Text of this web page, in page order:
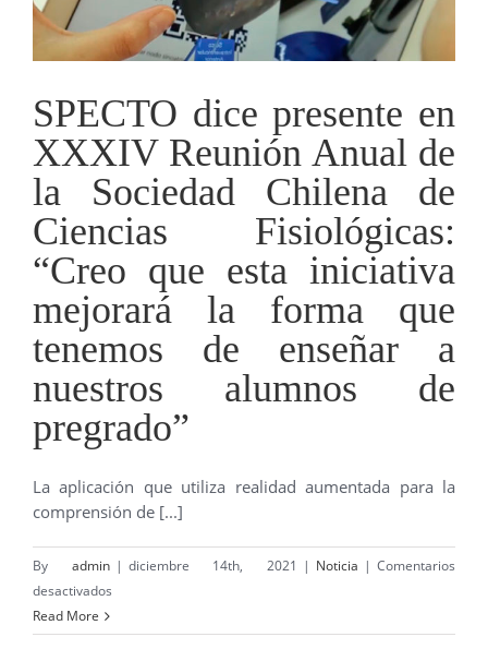
SPECTO dice presente en
XXXIV Reunión Anual de
la Sociedad Chilena de
Ciencias Fisiológicas:
“Creo que esta iniciativa
mejorará la forma que
tenemos de enseñar a
nuestros alumnos de
pregrado”
La aplicación que utiliza realidad aumentada para la
comprensión de [...]
By admin | diciembre 14th, 2021 | Noticia | Comentarios
desactivados
dice
Read More